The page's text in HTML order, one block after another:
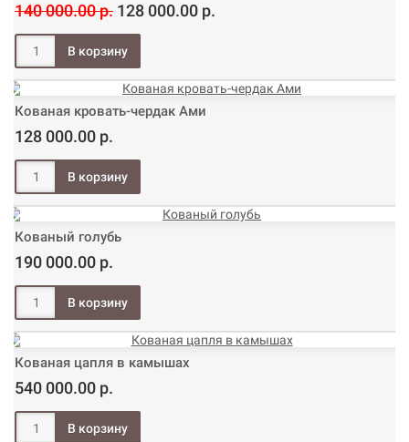
140 000.00 р. 128 000.00 р.
Кованая кровать-чердак Ами
128 000.00 р.
Кованый голубь
190 000.00 р.
Кованая цапля в камышах
540 000.00 р.